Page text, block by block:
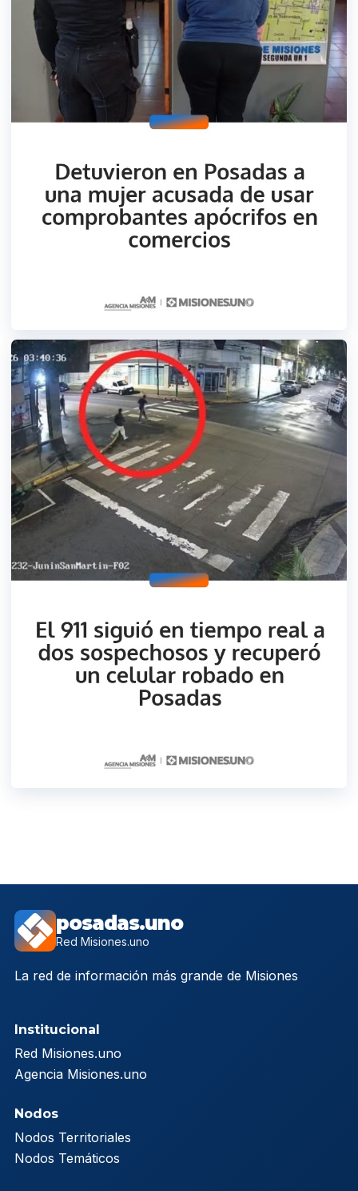
posadas.uno
Red Misiones.uno
La red de información más grande de Misiones
Institucional
Red Misiones.uno
Agencia Misiones.uno
Nodos
Nodos Territoriales
Nodos Temáticos